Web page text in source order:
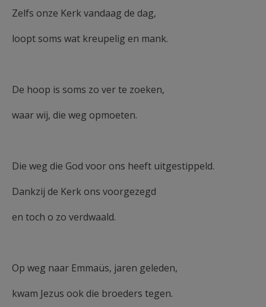
Zelfs onze Kerk vandaag de dag,
loopt soms wat kreupelig en mank.
De hoop is soms zo ver te zoeken,
waar wij, die weg opmoeten.
Die weg die God voor ons heeft uitgestippeld.
Dankzij de Kerk ons voorgezegd
en toch o zo verdwaald.
Op weg naar Emmaüs, jaren geleden,
kwam Jezus ook die broeders tegen.